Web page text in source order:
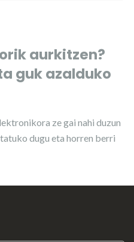
aurkitzen?
guk azalduko
ze gai nahi duzun
dugu eta horren berri